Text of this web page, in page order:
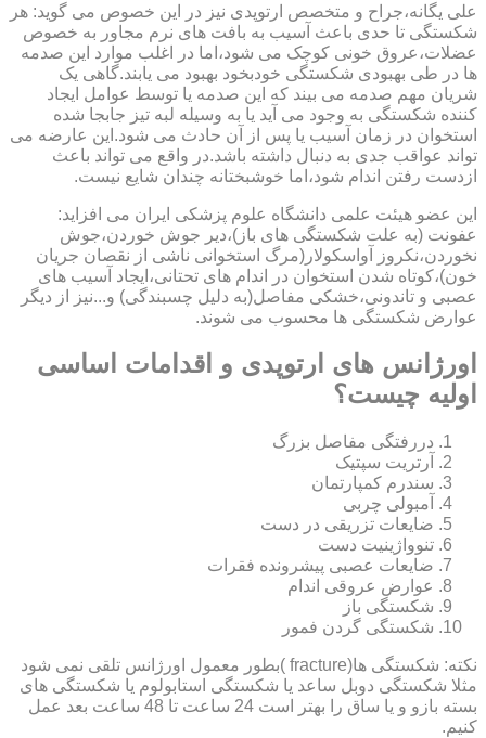
علی یگانه،جراح و متخصص ارتوپدی نیز در این خصوص می گوید: هر
شکستگی تا حدی باعث آسیب به بافت های نرم مجاور به خصوص
عضلات،عروق خونی کوچک می شود،اما در اغلب موارد این صدمه
ها در طی بهبودی شکستگی خودبخود بهبود می یابند.گاهی یک
شریان مهم صدمه می بیند که این صدمه یا توسط عوامل ایجاد
کننده شکستگی به وجود می آید یا به وسیله لبه تیز جابجا شده
استخوان در زمان آسیب یا پس از آن حادث می شود.این عارضه می
تواند عواقب جدی به دنبال داشته باشد.در واقع می تواند باعث
ازدست رفتن اندام شود،اما خوشبختانه چندان شایع نیست.
این عضو هیئت علمی دانشگاه علوم پزشکی ایران می افزاید:
عفونت (به علت شکستگی های باز)،دیر جوش خوردن،جوش
نخوردن،نکروز آواسکولار(مرگ استخوانی ناشی از نقصان جریان
خون)،کوتاه شدن استخوان در اندام های تحتانی،ایجاد آسیب های
عصبی و تاندونی،خشکی مفاصل(به دلیل چسبندگی) و...نیز از دیگر
عوارض شکستگی ها محسوب می شوند.
اورژانس های ارتوپدی و اقدامات اساسی
اولیه چیست؟
دررفتگی مفاصل بزرگ
آرتریت سپتیک
سندرم کمپارتمان
آمبولی چربی
ضایعات تزریقی در دست
تنوواژینیت دست
ضایعات عصبی پیشرونده فقرات
عوارض عروقی اندام
شکستگی باز
شکستگی گردن فمور
نکته: شکستگی ها(fracture )بطور معمول اورژانس تلقی نمی شود
مثلا شکستگی دوبل ساعد یا شکستگی استابولوم یا شکستگی های
بسته بازو و یا ساق را بهتر است 24 ساعت تا 48 ساعت بعد عمل
کنیم.